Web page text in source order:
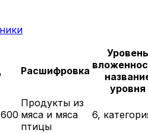
Расшифровка
Уровень
уровня
Продукты из
мяса и мяса
птицы
6,